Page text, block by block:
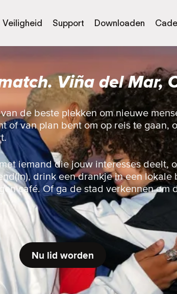
Veiligheid Support Downloaden
Viña del Mar,
de beste plekken om nieuwe
of van plan bent om op reis te gaan,
iemand die jouw interesses deelt,
drink een drankje in een lokale
café. Of ga de stad verkennen om
Nu lid worden